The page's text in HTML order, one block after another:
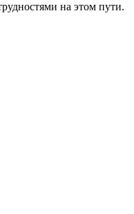
на этом пути.